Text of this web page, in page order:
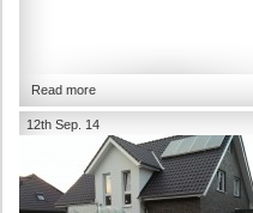
Read more
12th Sep. 14